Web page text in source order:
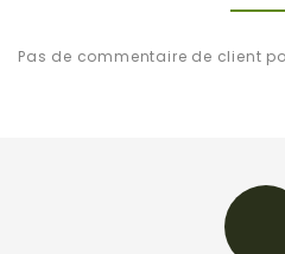
Pas de commentaire de client